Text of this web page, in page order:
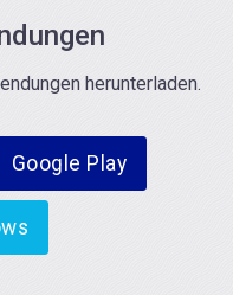
herunterladen.
Google Play